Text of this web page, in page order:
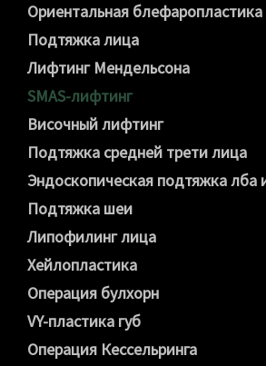
Ориентальная блефаропластика
Подтяжка лица
Лифтинг Мендельсона
SMAS-лифтинг
Височный лифтинг
Подтяжка средней трети лица
Эндоскопическая подтяжка лба
Подтяжка шеи
Липофилинг лица
Хейлопластика
Операция булхорн
VY-пластика губ
Операция Кессельринга